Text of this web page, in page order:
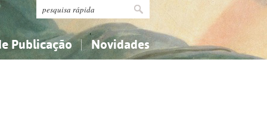
Publicação Novidades